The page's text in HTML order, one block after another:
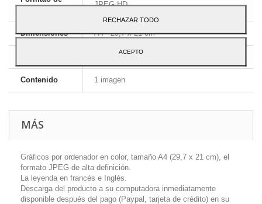
JPEG HD
Dimensiones A4 - 29,7 x 21 cm
Inglés y francés
Contenido 1 imagen
MÁS
Gráficos por ordenador en color, tamaño A4 (29,7 x 21 cm), el
formato JPEG de alta definición.
La leyenda en francés e Inglés.
Descarga del producto a su computadora inmediatamente
disponible después del pago (Paypal, tarjeta de crédito) en su
RECHAZAR TODO
ACEPTO